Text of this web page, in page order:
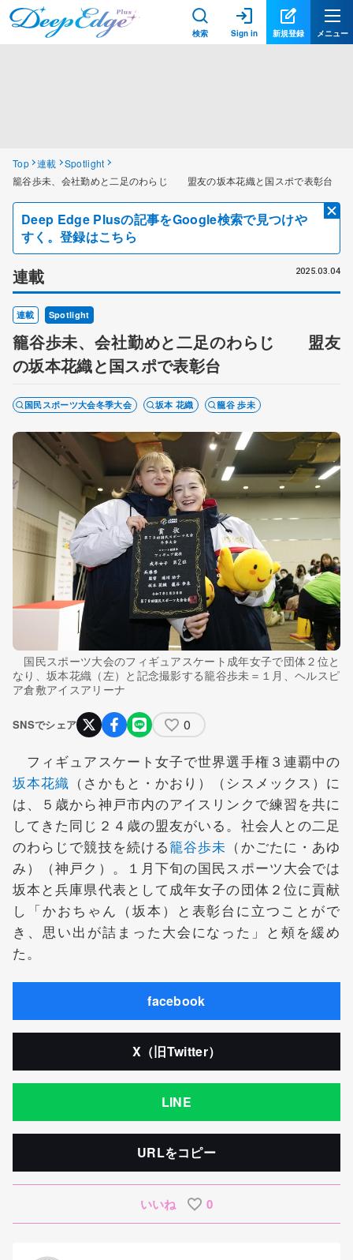
検索 Sign in 新規登録 メニュー
Top 連載
Spotlight
籠谷歩未、会社勤めと二足のわらじ 盟友の坂本花織と国スポで表彰台
Deep Edge Plusの記事をGoogle検索で見つけや
すく。登録はこちら
連載 2025.03.04
連載 Spotlight
籠谷歩未、会社勤めと二足のわらじ 盟友
の坂本花織と国スポで表彰台
国民スポーツ大会冬季大会 坂本 花織 籠谷 歩未
国民スポーツ大会のフィギュアスケート成年女子で団体２位と
なり、坂本花織（左）と記念撮影する籠谷歩未＝１月、ヘルスピ
ア倉敷アイスアリーナ
SNSでシェア 0
フィギュアスケート女子で世界選手権３連覇中の
坂本花織 （さかもと・かおり）（シスメックス）に
は、５歳から神戸市内のアイスリンクで練習を共に
してきた同じ２４歳の盟友がいる。社会人との二足
のわらじで競技を続ける籠谷歩未 （かごたに・あゆ
み）（神戸ク）。１月下旬の国民スポーツ大会では
坂本と兵庫県代表として成年女子の団体２位に貢献
し「かおちゃん（坂本）と表彰台に立つことがで
き、思い出が詰まった大会になった」と頰を緩め
た。
facebook
X（旧Twitter）
LINE
URLをコピー
いいね 0